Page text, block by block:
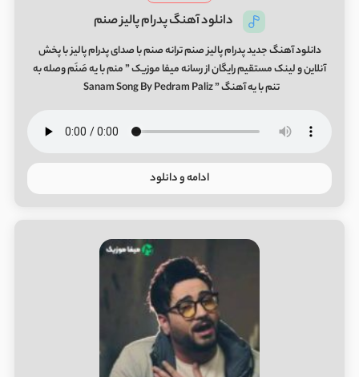
دانلود آهنگ پدرام پالیز صنم
دانلود آهنگ جدید پدرام پالیز صنم ترانه صنم با صدای پدرام پالیز با پخش
آنلاین و لینک مستقیم رایگان از رسانه میفا موزیک ” منم با یه صَنَم وصله به
تنم با یه آهنگ ” Sanam Song By Pedram Paliz
ادامه و دانلود